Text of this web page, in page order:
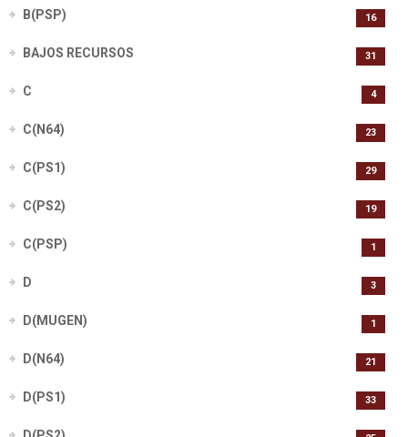
B(PSP) 16
BAJOS RECURSOS 31
C 4
C(N64) 23
C(PS1) 29
C(PS2) 19
C(PSP) 1
D 3
D(MUGEN) 1
D(N64) 21
D(PS1) 33